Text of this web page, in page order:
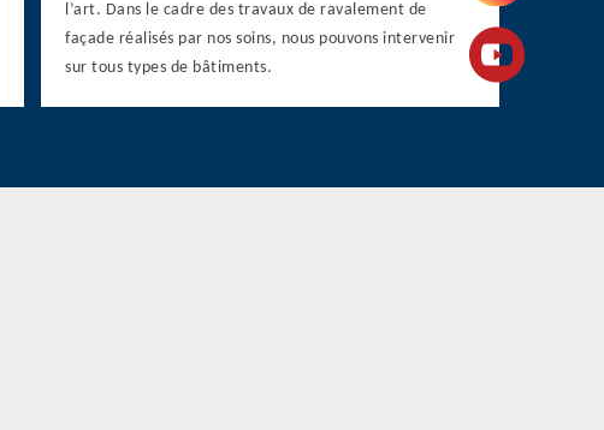
l’art. Dans le cadre des travaux de ravalement de
façade réalisés par nos soins, nous pouvons intervenir
sur tous types de bâtiments.